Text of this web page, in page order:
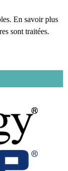
En savoir plus
sont traitées.